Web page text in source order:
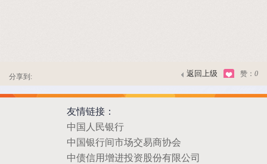
分享到: 返回上级 赞： 0
友情链接：
中国人民银行
中国银行间市场交易商协会
中债信用增进投资股份有限公司